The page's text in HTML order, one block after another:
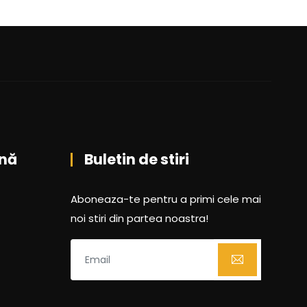
Buletin de stiri
Aboneaza-te pentru a primi cele mai
noi stiri din partea noastra!